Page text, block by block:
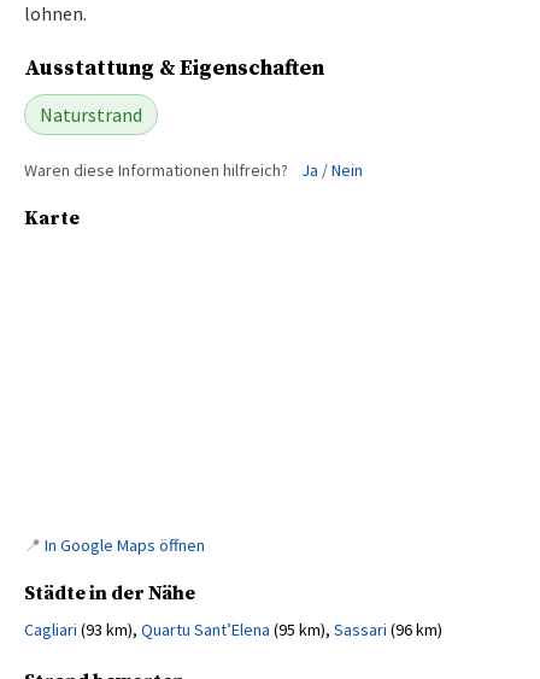
lohnen.
Ausstattung & Eigenschaften
Naturstrand
Waren diese Informationen hilfreich? Ja /Nein
Karte
📍 In Google Maps öffnen
Städte in der Nähe
Cagliari (93 km), Quartu Sant’Elena (95 km), Sassari (96 km)